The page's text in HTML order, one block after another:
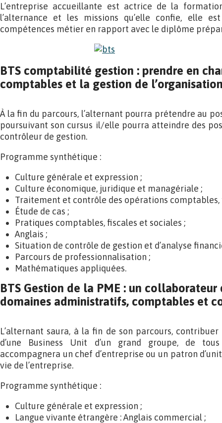
L’entreprise accueillante est actrice de la
l’alternance et les missions qu’elle confie, elle
compétences métier en rapport avec le diplôme
BTS comptabilité gestion : prendre en
comptables et la gestion de
À la fin du parcours, l’alternant pourra prétendre au
poursuivant son cursus il/elle pourra atteindre des
contrôleur de gestion.
Programme synthétique :
Culture générale et expression ;
Culture économique, juridique et managériale ;
Traitement et contrôle des opérations comptables,
Étude de cas ;
Pratiques comptables, fiscales et sociales ;
Anglais ;
Situation de contrôle de gestion et d’analyse
Parcours de professionnalisation ;
Mathématiques appliquées.
BTS Gestion de la PME : un
domaines administratifs, comptables et
L’alternant saura, à la fin de son parcours,
d’une Business Unit d’un grand groupe, de
accompagnera un chef d’entreprise ou un patron
vie de l’entreprise.
Programme synthétique :
Culture générale et expression ;
Langue vivante étrangère : Anglais commercial ;